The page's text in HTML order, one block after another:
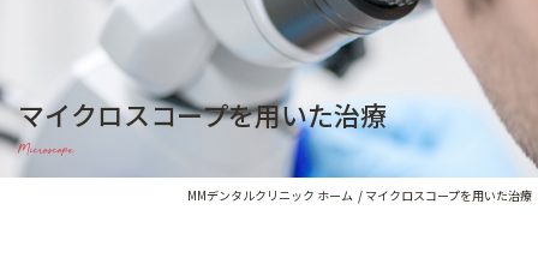
マイクロスコープを用いた治療
Microscope
MMデンタルクリニック ホーム マイクロスコープを用いた治療
はじめての方へ
医院紹介・アクセス
スタッフ募集
予約・お問合せ
ブログ
歯科コラム